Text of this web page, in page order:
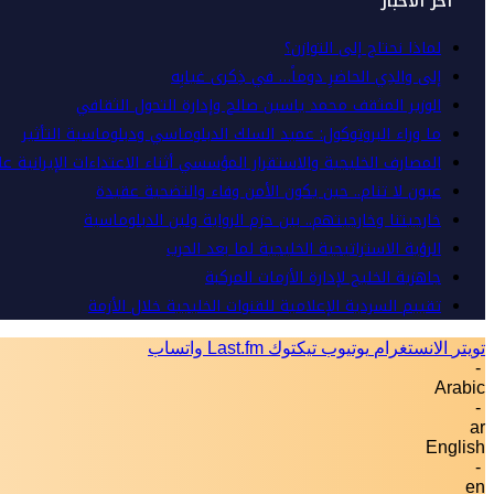
لماذا نحتاج إلى التوازن؟
إلى والدِي الحاضرِ دوماً… في ذِكرى غيابِه
الوزير المثقف محمد ياسين صالح وإدارة التحول الثقافي
ما وراء البروتوكول: عميد السلك الدبلوماسي ودبلوماسية التأثير
المصارف الخليجية والاستقرار المؤسسي أثناء الاعتداءات
عيون لا تنام.. حين يكون الأمن وفاء والتضحية عقيدة
خارجيتنا وخارجيتهم.. بين حزم الرواية ولين الدبلوماسية
الرؤية الاستراتيجية الخليجية لما بعد الحرب
جاهزية الخليج لإدارة الأزمات المركبة
تقييم السردية الإعلامية للقنوات الخليجية خلال الأزمة
تويتر الانستغرام يوتيوب تيكتوك Last.fm واتساب
-
Arabic
-
ar
English
-
en